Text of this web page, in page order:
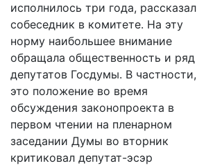
исполнилось три года, рассказал
собеседник в комитете. На эту
норму наибольшее внимание
обращала общественность и ряд
депутатов Госдумы. В частности,
это положение во время
обсуждения законопроекта в
первом чтении на пленарном
заседании Думы во вторник
критиковал депутат-эсэр